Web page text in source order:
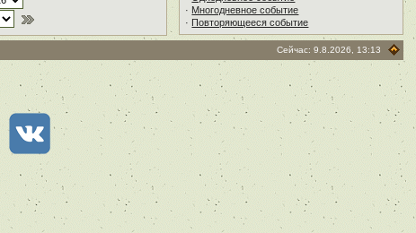
· Многодневное событие
· Повторяющееся событие
Сейчас: 9.8.2026, 13:13